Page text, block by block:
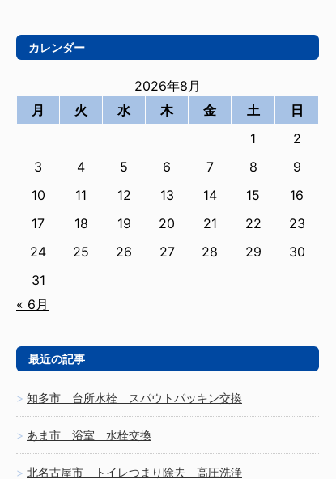
カレンダー
2026年8月
月
火 水 木 金 土
日
1
2
3
4 5 6 7 8
9
10
11 12 13 14 15
16
17
18 19 20 21 22
23
24
25 26 27 28 29
30
31
« 6月
最近の記事
知多市 台所水栓 スパウトパッキン交換
あま市 浴室 水栓交換
北名古屋市 トイレつまり除去 高圧洗浄